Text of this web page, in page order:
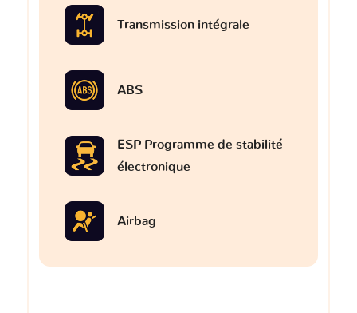
Transmission intégrale
ABS
ESP Programme de stabilité
électronique
Airbag